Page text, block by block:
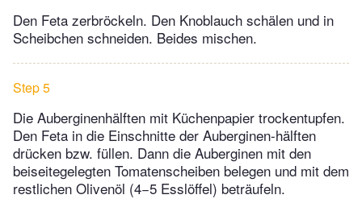
Den Feta zerbröckeln. Den Knoblauch schälen und in
Scheibchen schneiden. Beides mischen.
Step 5
Die Auberginenhälften mit Küchenpapier trockentupfen.
Den Feta in die Einschnitte der Auberginen-hälften
drücken bzw. füllen. Dann die Auberginen mit den
beiseitegelegten Tomatenscheiben belegen und mit dem
restlichen Olivenöl (4−5 Esslöffel) beträufeln.